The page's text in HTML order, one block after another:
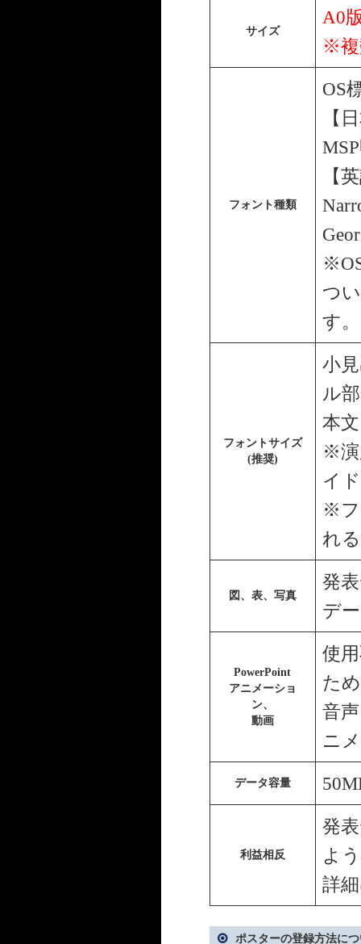
サイズ
A0
※複
フォント種類
OS
【
【
つ
す。
フォントサイズ
(推奨)
小
ル
本
※演
イ
※フ
れ
図、表、写真
発
デ
PowerPoint
アニメーショ
ン、
動画
使
た
音
ニ
データ容量
利益相反
発
よ
詳
ポスターの登録方法に